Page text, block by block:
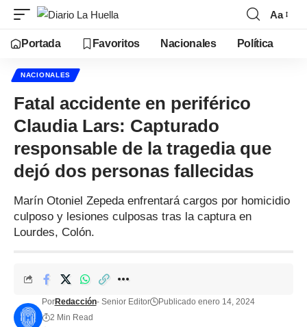
Aa
Portada Favoritos Nacionales Política
NACIONALES
Fatal accidente en periférico
Claudia Lars: Capturado
responsable de la tragedia que
dejó dos personas fallecidas
Marín Otoniel Zepeda enfrentará cargos por homicidio
culposo y lesiones culposas tras la captura en
Lourdes, Colón.
PorRedacción- Senior Editor
Publicado enero 14, 2024
2 Min Read